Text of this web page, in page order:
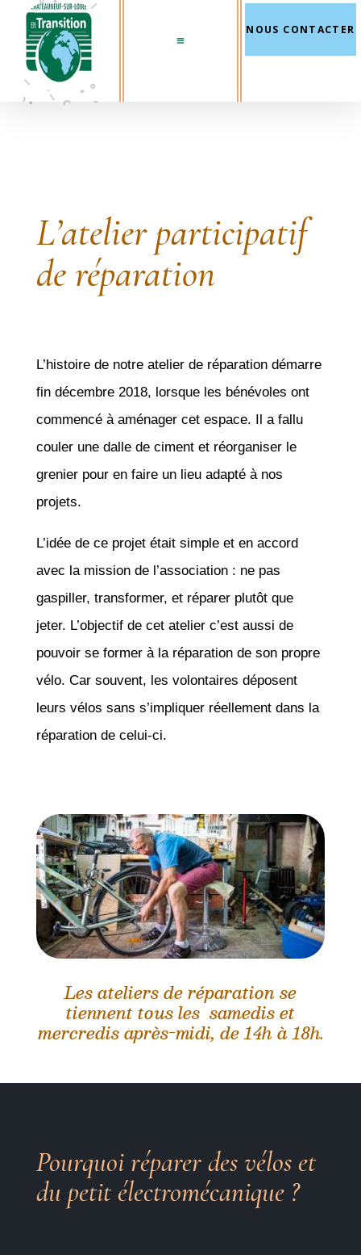
NOUS CONTACTER
L’atelier participatif
de réparation
L’histoire de notre atelier de réparation démarre
fin décembre 2018, lorsque les bénévoles ont
commencé à aménager cet espace. Il a fallu
couler une dalle de ciment et réorganiser le
grenier pour en faire un lieu adapté à nos
projets.
L’idée de ce projet était simple et en accord
avec la mission de l’association : ne pas
gaspiller, transformer, et réparer plutôt que
jeter. L’objectif de cet atelier c’est aussi de
pouvoir se former à la réparation de son propre
vélo. Car souvent, les volontaires déposent
leurs vélos sans s’impliquer réellement dans la
réparation de celui-ci.
Les ateliers de réparation se
tiennent tous les samedis et
mercredis après-midi, de 14h à 18h.
Pourquoi réparer des vélos et
du petit électromécanique ?